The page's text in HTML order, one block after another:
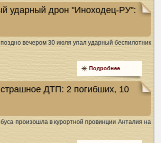
ударный дрон "Иноходец-РУ":
вечером 30 июля упал ударный беспилотник
Подробнее
ДТП: 2 погибших, 10
произошла в курортной провинции Анталия на